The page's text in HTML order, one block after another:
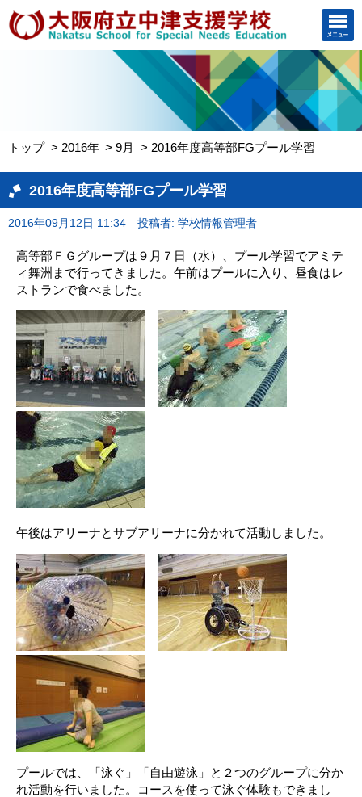
トップ 2016年 9月 2016年度高等部FGプール学習
2016年度高等部FGプール学習
2016年09月12日 11:34 投稿者: 学校情報管理者
高等部ＦＧグループは９月７日（水）、プール学習でアミテ
ィ舞洲まで行ってきました。午前はプールに入り、昼食はレ
ストランで食べました。
午後はアリーナとサブアリーナに分かれて活動しました。
プールでは、「泳ぐ」「自由遊泳」と２つのグループに分か
れ活動を行いました。コースを使って泳ぐ体験もできまし